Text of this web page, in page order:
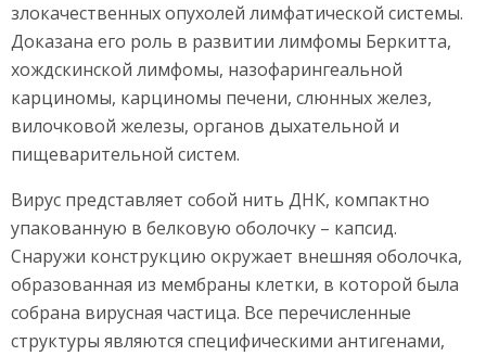
злокачественных опухолей лимфатической системы.
Доказана его роль в развитии лимфомы Беркитта,
хождскинской лимфомы, назофарингеальной
карциномы, карциномы печени, слюнных желез,
вилочковой железы, органов дыхательной и
пищеварительной систем.
Вирус представляет собой нить ДНК, компактно
упакованную в белковую оболочку – капсид.
Снаружи конструкцию окружает внешняя оболочка,
образованная из мембраны клетки, в которой была
собрана вирусная частица. Все перечисленные
структуры являются специфическими антигенами,